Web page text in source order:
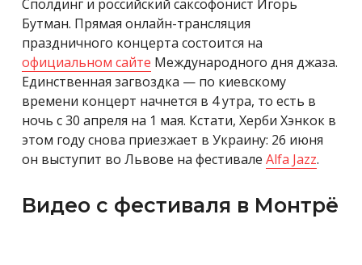
Сполдинг и российский саксофонист Игорь
Бутман. Прямая онлайн-трансляция
праздничного концерта состоится на
официальном сайте Международного дня джаза.
Единственная загвоздка — по киевскому
времени концерт начнется в 4 утра, то есть в
ночь с 30 апреля на 1 мая. Кстати, Херби Хэнкок в
этом году снова приезжает в Украину: 26 июня
он выступит во Львове на фестивале Alfa Jazz.
Видео с фестиваля в Монтрё